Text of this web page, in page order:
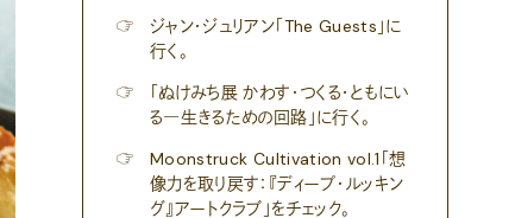
☞
ジャン・ジュリアン「The Guests」に
行く。
☞
「ぬけみち展 かわす・つくる・ともにい
る―生きるための回路」に行く。
☞
Moonstruck Cultivation vol.1「想
像力を取り戻す：『ディープ・ルッキン
グ』アートクラブ」をチェック。